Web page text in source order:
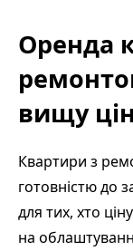
Оренда
вищу
Квартири з
готовністю до
для тих, хто
на